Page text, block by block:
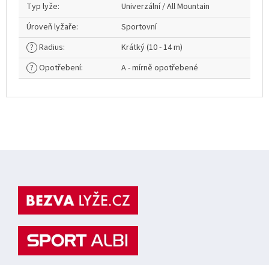
Typ lyže:
Univerzální / All Mountain
Úroveň lyžaře:
Sportovní
? Radius:
Krátký (10 - 14 m)
? Opotřebení: A - mírně opotřebené